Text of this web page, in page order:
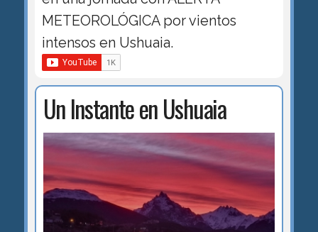
METEOROLÓGICA por vientos
intensos en Ushuaia.
Un Instante en Ushuaia